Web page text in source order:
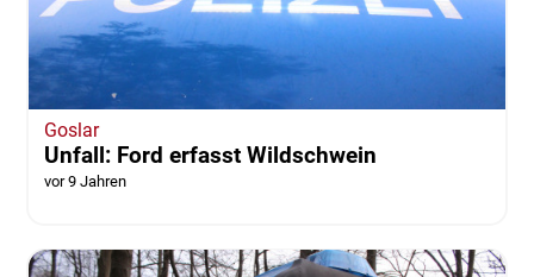
Goslar
Unfall: Ford erfasst Wildschwein
vor 9 Jahren